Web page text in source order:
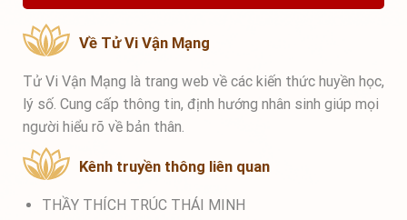
Về Tử Vi Vận Mạng
Tử Vi Vận Mạng là trang web về các kiến thức huyền học,
lý số. Cung cấp thông tin, định hướng nhân sinh giúp mọi
người hiểu rõ về bản thân.
Kênh truyền thông liên quan
THẦY THÍCH TRÚC THÁI MINH